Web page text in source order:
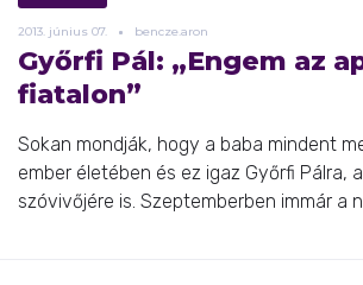
2013. június 07. bencze.aron
Győrfi Pál: „Engem az
fiatalon”
Sokan mondják, hogy a baba mindent
ember életében és ez igaz Győrfi Pálra,
szóvivőjére is. Szeptemberben immár a